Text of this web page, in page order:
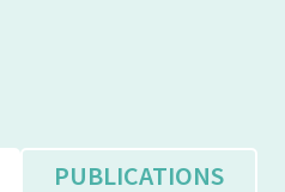
PUBLICATIONS